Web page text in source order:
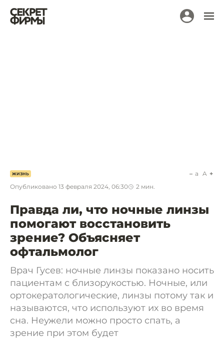
ЖИЗНЬ
Опубликовано 13 февраля 2024, 06:30 2 мин.
a A
Правда ли, что ночные линзы
помогают восстановить
зрение? Объясняет
офтальмолог
Врач Гусев: ночные линзы показано носить
пациентам с близорукостью. Ночные, или
ортокератологические, линзы потому так и
называются, что используют их во время
сна. Неужели можно просто спать, а
зрение при этом будет